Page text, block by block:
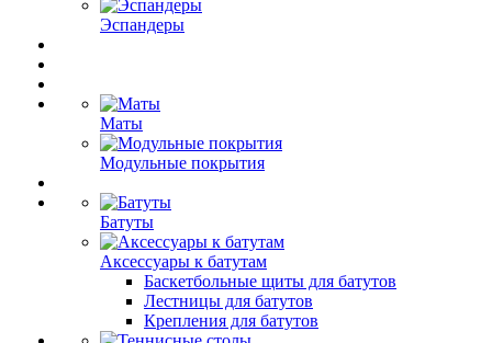
Эспандеры
Маты
Модульные покрытия
Батуты
Аксессуары к батутам
Баскетбольные щиты для батутов
Лестницы для батутов
Крепления для батутов